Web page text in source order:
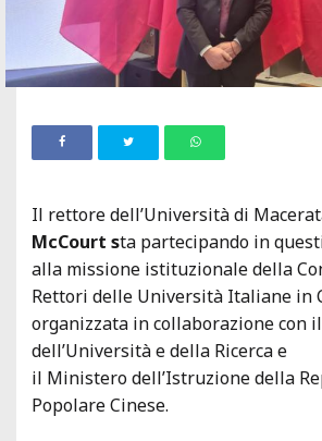
Il rettore dell’Università di
McCourt sta partecipando in
alla missione istituzionale della
Rettori delle Università Italiane in
organizzata in collaborazione con
dell’Università e della Ricerca e
il Ministero dell’Istruzione della
Popolare Cinese.